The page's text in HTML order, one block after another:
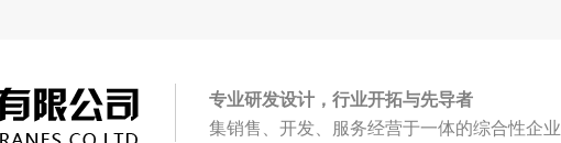
专业研发设计，行业开拓与先导者
集销售、开发、服务经营于一体的综合性企业